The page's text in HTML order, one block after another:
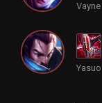
Vayne
Yasuo